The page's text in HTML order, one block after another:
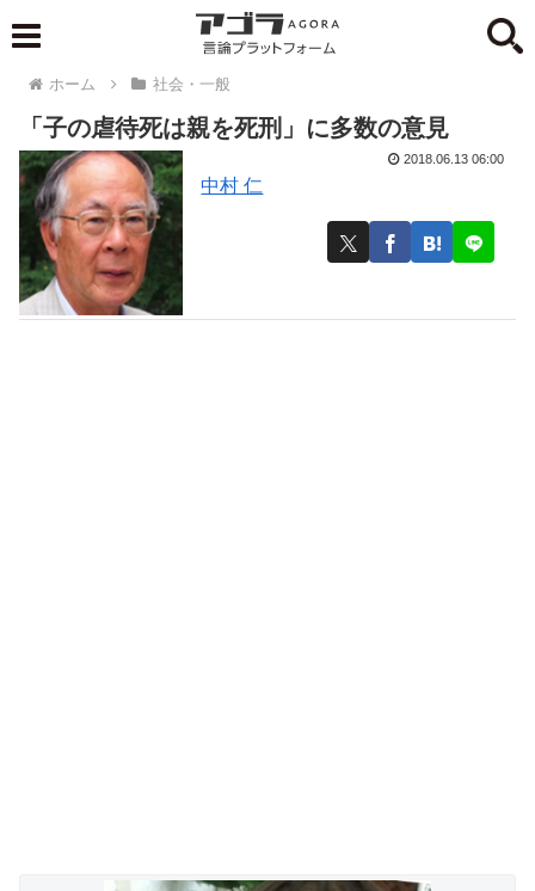
ホーム 社会・一般
「子の虐待死は親を死刑」に多数の意見
中村 仁
2018.06.13 06:00